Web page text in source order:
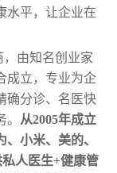
水平，让企业在
，由知名创业家
立， 专业为企
确分诊、名医快
从2005年成立
小米、美的、
人医生+健康管